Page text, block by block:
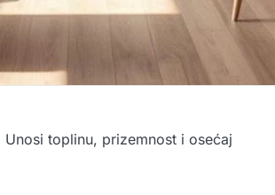
toplinu, prizemnost i osećaj